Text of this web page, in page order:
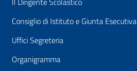
Consiglio di Istituto e Giunta Esecutiva
Uffici Segreteria
Organigramma